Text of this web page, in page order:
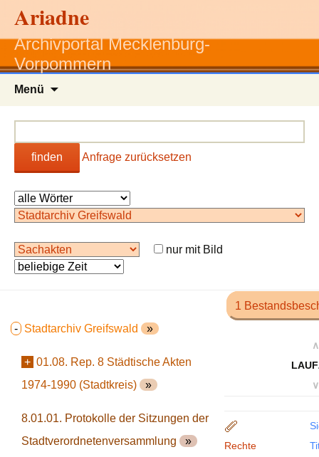
Ariadne
Archivportal Mecklenburg-
Vorpommern
Menü
finden Anfrage zurücksetzen
nur mit Bild
- Stadtarchiv Greifswald »
+ 01.08. Rep. 8 Städtische Akten
1974-1990 (Stadtkreis) »
8.01.01. Protokolle der Sitzungen der
Stadtverordnetenversammlung »
1
∧
∨
Rechte